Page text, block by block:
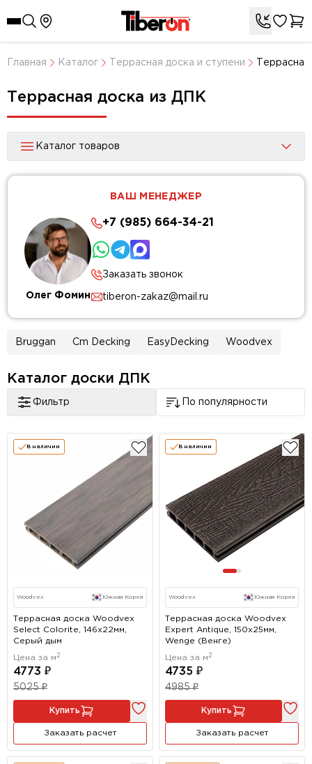
Главная Каталог Террасная доска и ступени
Террасная доска из ДПК
Каталог товаров
ВАШ МЕНЕДЖЕР
Олег Фомин
+7 (985) 664-34-21
Заказать звонок
tiberon-zakaz@mail.ru
Bruggan Cm Decking EasyDecking Woodvex
Каталог доски ДПК
Фильтр По популярности
В наличии
Woodvex Южная Корея
Террасная доска Woodvex
Select Colorite, 146x22мм,
Серый дым
Цена за м 2
4773 ₽
5025 ₽
Купить
Заказать расчет
В наличии
Woodvex Южная Корея
Террасная доска Woodvex
Expert Antique, 150x25мм,
Wenge (Венге)
Цена за м 2
4735 ₽
4985 ₽
Купить
Заказать расчет